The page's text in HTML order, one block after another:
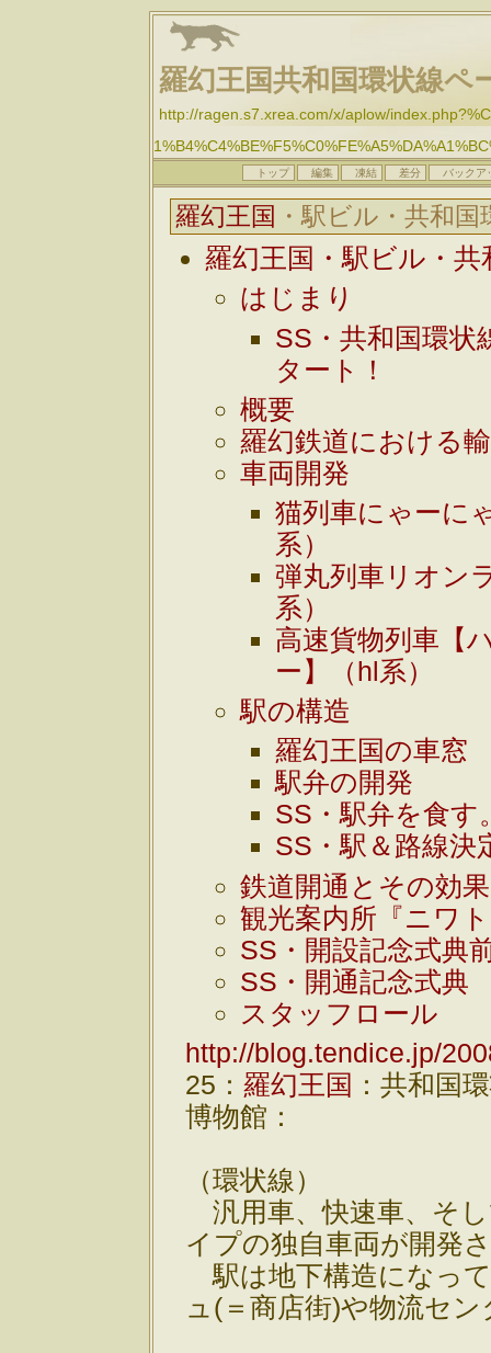
羅幻王国共和国環状線ペ
http://ragen.s7.xrea.com/x/aplow/
トップ 編集 凍結 差分 バックア
羅幻王国 ・駅ビル・共和
羅幻王国・駅ビル・共
はじまり
SS・共和国環状
タート！
概要
羅幻鉄道における
車両開発
猫列車にゃーに
系）
弾丸列車リオン
系）
高速貨物列車【
ー】（hl系）
駅の構造
羅幻王国の車窓
駅弁の開発
SS・駅弁を食す
SS・駅＆路線決
鉄道開通とその効果
観光案内所『ニワ
SS・開設記念式典
SS・開通記念式典
スタッフロール
http://blog.tendice.jp/
25：羅幻王国 ：共和国
博物館：
（環状線）
汎用車、快速車、そ
イプの独自車両が開発
駅は地下構造になっ
ュ(＝商店街)や物流セ